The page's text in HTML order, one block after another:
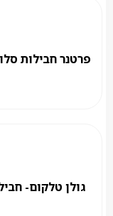
פרטנר חבילות
גולן טלקום-